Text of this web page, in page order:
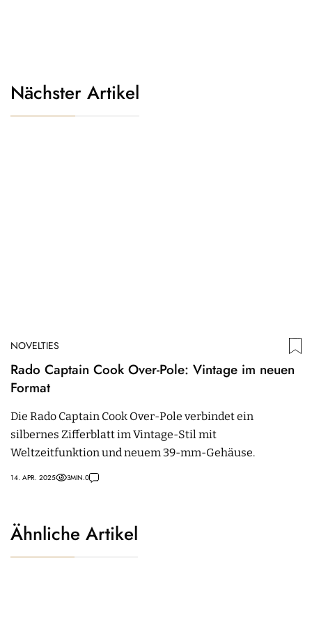
Nächster Artikel
NOVELTIES
Rado Captain Cook Over-Pole: Vintage im neuen
Format
Die Rado Captain Cook Over-Pole verbindet ein
silbernes Zifferblatt im Vintage-Stil mit
Weltzeitfunktion und neuem 39-mm-Gehäuse.
14. APR. 2025 3MIN.0
Ähnliche Artikel